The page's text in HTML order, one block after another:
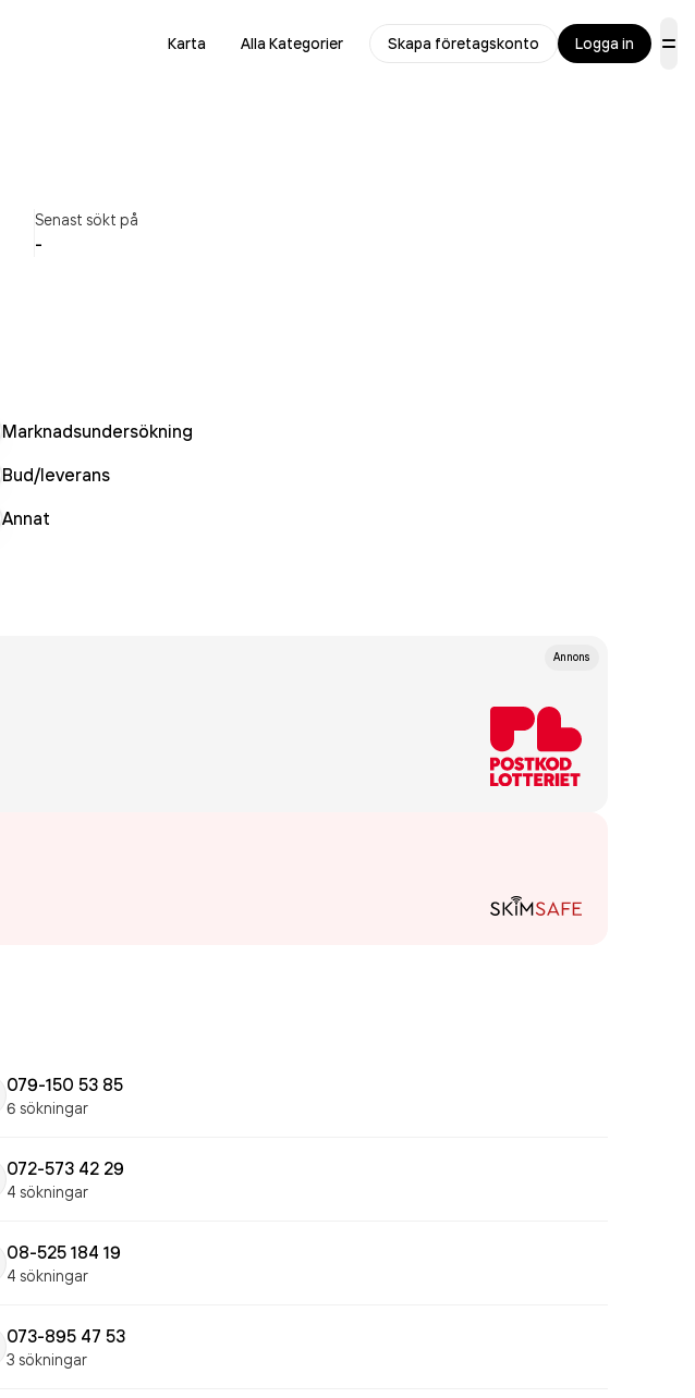
Karta Alla Kategorier Skapa företagskonto Logga in
Senast sökt på
-
Marknadsundersökning
Bud/leverans
Annat
Annons
079-150 53 85
6 sökningar
072-573 42 29
4 sökningar
08-525 184 19
4 sökningar
073-895 47 53
3 sökningar